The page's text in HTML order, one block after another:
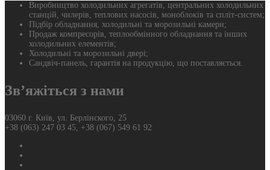
Виробництво холодильних агрегатів, центральних холодильних
станцій, чилерів, теплових насосів, моноблоків та спліт-систем;
Підбір обладнання, холодильні та морозильні камери;
Продаж компресорів, теплообмінного обладнання та інших
холодильних елементів;
Холодильні та морозильні двері;
Сандвіч-панель, гарантія на продукцію, що поставляється.
Зв’яжіться з нами
03060 г. Київ, ул. Берлінского, 25
+38 (063) 247 03 45, +38 (067) 549 61 92